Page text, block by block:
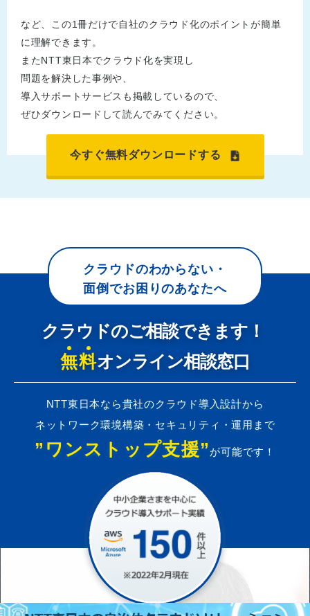
など、この1冊だけで自社のクラウド化のポイントが簡単
に理解できます。
またNTT東日本でクラウド化を実現し
問題を解決した事例や、
導入サポートサービスも掲載しているので、
ぜひダウンロードして読んでみてください。
今すぐ無料ダウンロードする
クラウドのわからない・
面倒でお困りのあなたへ
クラウドのご相談できます！
無料オンライン相談窓口
NTT東日本なら貴社のクラウド導入設計から
ネットワーク環境構築・セキュリティ・運用まで
”ワンストップ支援” が可能です！